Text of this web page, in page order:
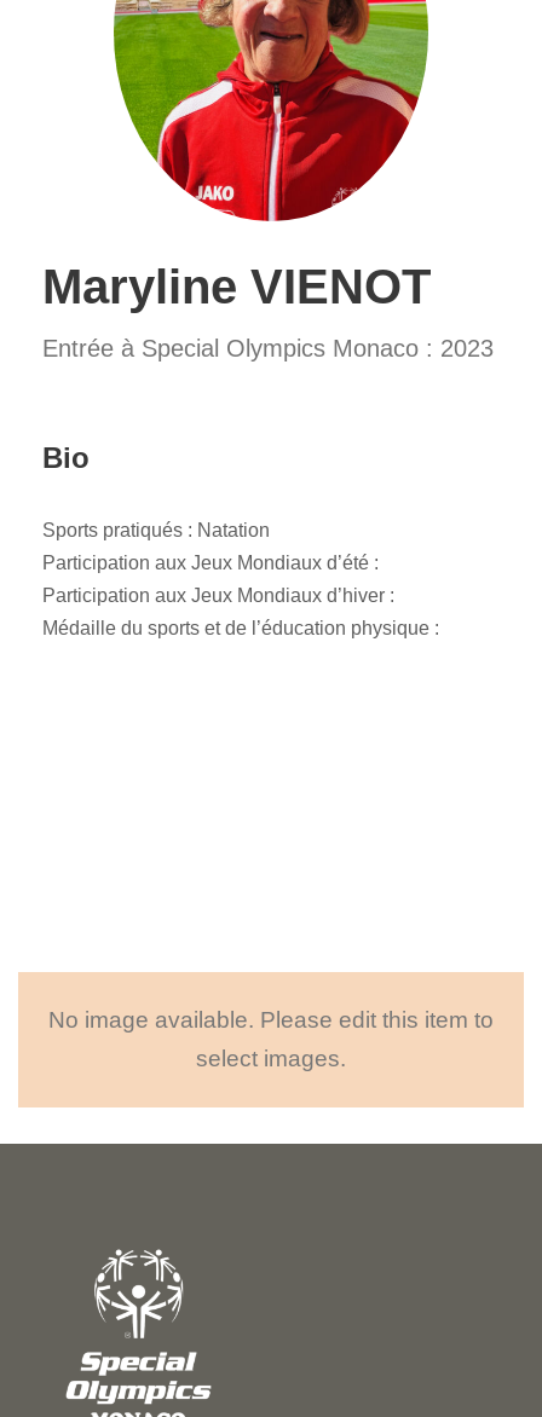
Maryline VIENOT
Entrée à Special Olympics Monaco : 2023
Bio
Sports pratiqués : Natation
Participation aux Jeux Mondiaux d’été :
Participation aux Jeux Mondiaux d’hiver :
Médaille du sports et de l’éducation physique :
No image available. Please edit this item to
select images.